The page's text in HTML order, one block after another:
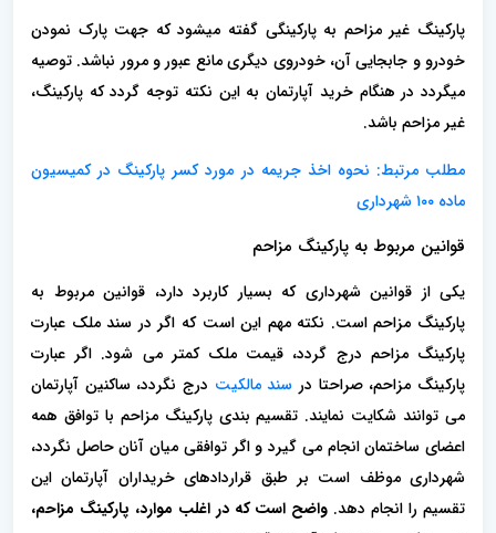
پارکینگ غیر مزاحم به پارکینگی گفته میشود که جهت پارک نمودن
خودرو و جابجایی آن، خودروی دیگری مانع عبور و مرور نباشد. توصیه
میگردد در هنگام خرید آپارتمان به این نکته توجه گردد که پارکینگ،
غیر مزاحم باشد.
مطلب مرتبط: نحوه اخذ جریمه در مورد کسر پارکینگ در کمیسیون
ماده ١٠٠ شهرداری
قوانین مربوط به پارکینگ مزاحم
یکی از قوانین شهرداری که بسیار کاربرد دارد، قوانین مربوط به
پارکینگ مزاحم است. نکته مهم این است که اگر در سند ملک عبارت
پارکینگ مزاحم درج گردد، قیمت ملک کمتر می شود. اگر عبارت
پارکینگ مزاحم، صراحتا در سند مالکیت درج نگردد، ساکنین آپارتمان
می توانند شکایت نمایند. تقسیم بندی پارکینگ مزاحم با توافق همه
اعضای ساختمان انجام می گیرد و اگر توافقی میان آنان حاصل نگردد،
شهرداری موظف است بر طبق قراردادهای خریداران آپارتمان این
تقسیم را انجام دهد. واضح است که در اغلب موارد، پارکینگ مزاحم،